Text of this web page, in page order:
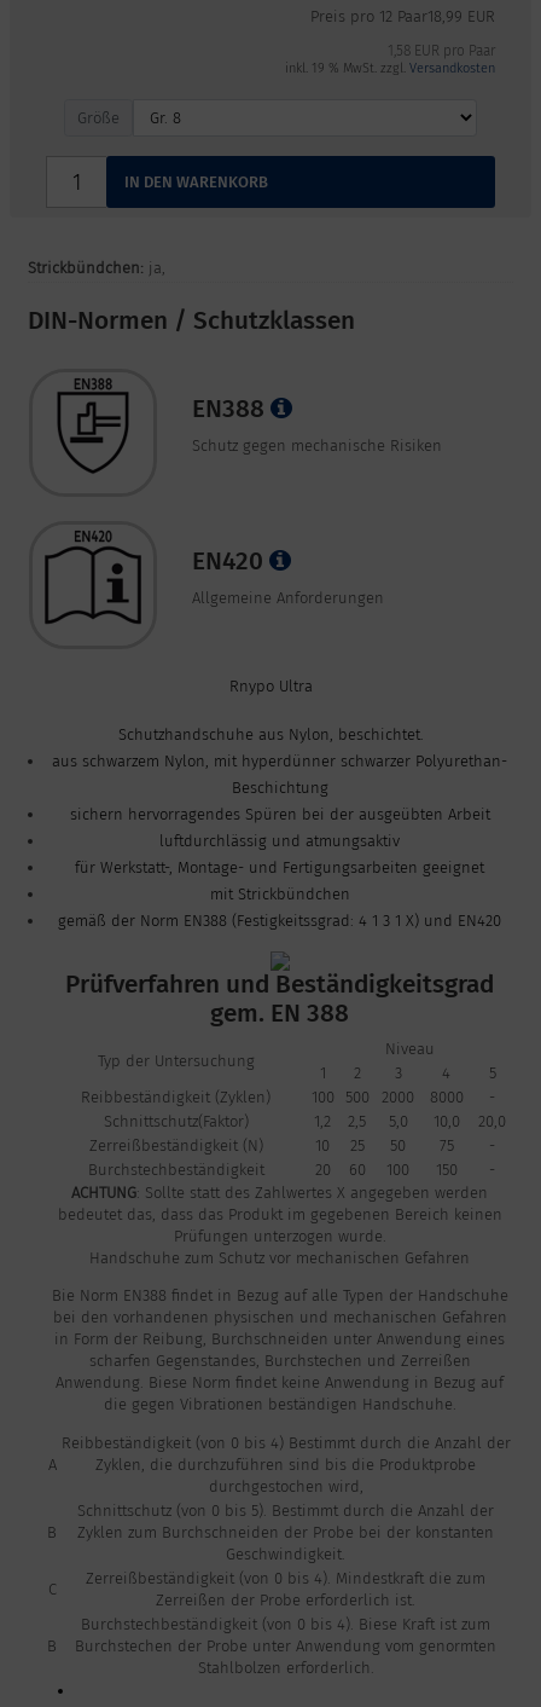
Preis pro 12 Paar18,99 EUR
1,58 EUR pro Paar
inkl. 19 % MwSt. zzgl. Versandkosten
Größe
Größe
IN DEN WARENKORB
Strickbündchen: ja,
DIN-Normen / Schutzklassen
EN388
Schutz gegen mechanische Risiken
EN420
Allgemeine Anforderungen
Rnypo Ultra
Schutzhandschuhe aus Nylon, beschichtet.
aus schwarzem Nylon, mit hyperdünner schwarzer Polyurethan-
Beschichtung
sichern hervorragendes Spüren bei der ausgeübten Arbeit
luftdurchlässig und atmungsaktiv
für Werkstatt-, Montage- und Fertigungsarbeiten geeignet
mit Strickbündchen
gemäß der Norm EN388 (Festigkeitssgrad: 4 1 3 1 X) und EN420
Prüfverfahren und Beständigkeitsgrad
gem. EN 388
Typ der Untersuchung
Niveau
1
2 3 4
5
Reibbeständigkeit (Zyklen)
100 500 2000 8000
-
Schnittschutz(Faktor)
1,2 2,5 5,0 10,0
20,0
Zerreißbeständigkeit (N)
10 25 50 75
-
Burchstechbeständigkeit
20 60 100 150
-
ACHTUNG: Sollte statt des Zahlwertes X angegeben werden
bedeutet das, dass das Produkt im gegebenen Bereich keinen
Prüfungen unterzogen wurde.
Handschuhe zum Schutz vor mechanischen Gefahren
Bie Norm EN388 findet in Bezug auf alle Typen der Handschuhe
bei den vorhandenen physischen und mechanischen Gefahren
in Form der Reibung, Burchschneiden unter Anwendung eines
scharfen Gegenstandes, Burchstechen und Zerreißen
Anwendung. Biese Norm findet keine Anwendung in Bezug auf
die gegen Vibrationen beständigen Handschuhe.
A
Reibbeständigkeit (von 0 bis 4) Bestimmt durch die Anzahl der
Zyklen, die durchzuführen sind bis die Produktprobe
durchgestochen wird,
B
Schnittschutz (von 0 bis 5). Bestimmt durch die Anzahl der
Zyklen zum Burchschneiden der Probe bei der konstanten
Geschwindigkeit.
C
Zerreißbeständigkeit (von 0 bis 4). Mindestkraft die zum
Zerreißen der Probe erforderlich ist.
B
Burchstechbeständigkeit (von 0 bis 4). Biese Kraft ist zum
Burchstechen der Probe unter Anwendung vom genormten
Stahlbolzen erforderlich.